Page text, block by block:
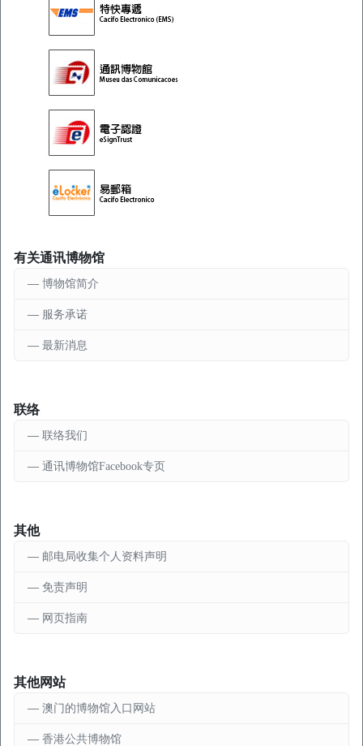
有关通讯博物馆
博物馆简介
服务承诺
最新消息
联络
联络我们
通讯博物馆Facebook专页
其他
邮电局收集个人资料声明
免责声明
网页指南
其他网站
澳门的博物馆入口网站
香港公共博物馆